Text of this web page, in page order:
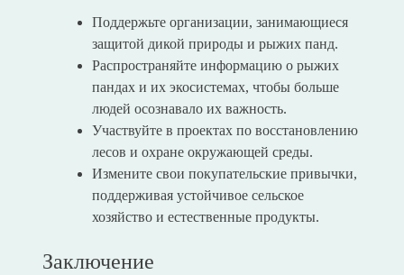
Поддержьте организации, занимающиеся
защитой дикой природы и рыжих панд.
Распространяйте информацию о рыжих
пандах и их экосистемах, чтобы больше
людей осознавало их важность.
Участвуйте в проектах по восстановлению
лесов и охране окружающей среды.
Измените свои покупательские привычки,
поддерживая устойчивое сельское
хозяйство и естественные продукты.
Заключение